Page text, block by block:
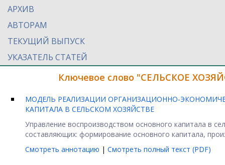
АРХИВ
АВТОРАМ
ТЕКУЩИЙ ВЫПУСК
УКАЗАТЕЛЬ СТАТЕЙ
Ключевое слово "СЕЛЬСКОЕ
МОДЕЛЬ РЕАЛИЗАЦИИ ОРГАНИЗАЦИОННО-
КАПИТАЛА В СЕЛЬСКОМ ХОЗЯЙСТВЕ
Управление воспроизводством основного капитала в
составляющих: формирование основного капитала,
Смотреть аннотацию | Смотреть полный текст (PDF)